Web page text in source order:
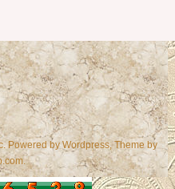
Powered byWordpress , Theme by
.